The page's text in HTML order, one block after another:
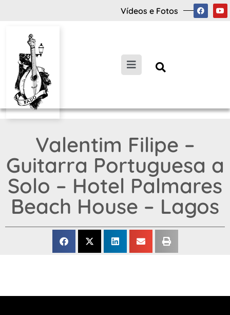
Vídeos e Fotos
Valentim Filipe –
Guitarra Portuguesa a
Solo – Hotel Palmares
Beach House – Lagos